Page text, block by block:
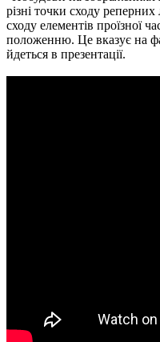
різні точки сходу
сходу елементів проїзної
положенню. Це вказує на
йдеться в презентації.